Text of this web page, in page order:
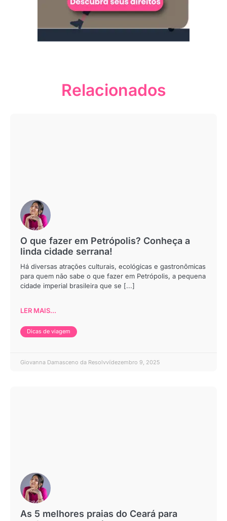
Relacionados
O que fazer em Petrópolis? Conheça a
linda cidade serrana!
Há diversas atrações culturais, ecológicas e gastronômicas
para quem não sabe o que fazer em Petrópolis, a pequena
cidade imperial brasileira que se [...]
LER MAIS...
Dicas de viagem
Giovanna Damasceno da Resolvvidezembro 9, 2025
As 5 melhores praias do Ceará para